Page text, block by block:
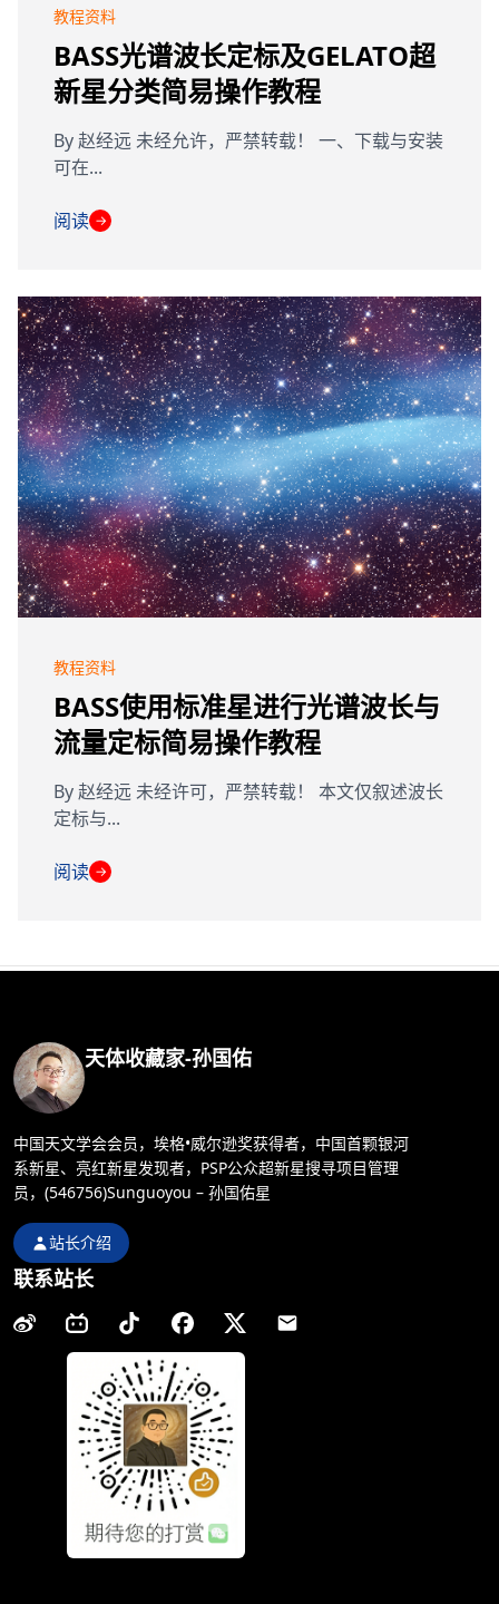
教程资料
BASS光谱波长定标及GELATO超
新星分类简易操作教程
By 赵经远 未经允许，严禁转载！ 一、下载与安装
可在...
阅读 →
教程资料
BASS使用标准星进行光谱波长与
流量定标简易操作教程
By 赵经远 未经许可，严禁转载！ 本文仅叙述波长
定标与...
阅读 →
天体收藏家-孙国佑
中国天文学会会员，埃格•威尔逊奖获得者，中国首颗银河
系新星、亮红新星发现者，PSP公众超新星搜寻项目管理
员，(546756)Sunguoyou – 孙国佑星
站长介绍
联系站长